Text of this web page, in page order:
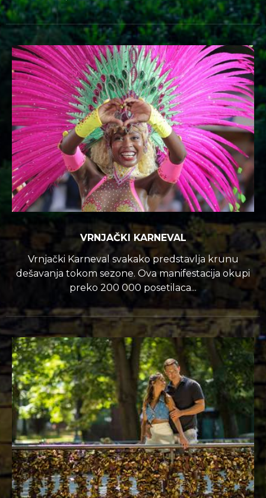
VRNJAČKI KARNEVAL
Vrnjački Karneval svakako predstavlja krunu
dešavanja tokom sezone. Ova manifestacija okupi
preko 200 000 posetilaca...